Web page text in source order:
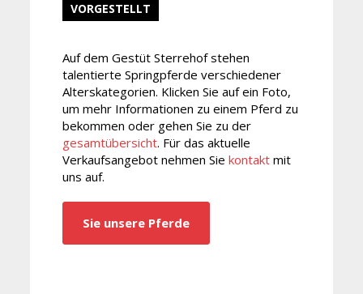
VORGESTELLT
Auf dem Gestüt Sterrehof stehen
talentierte Springpferde verschiedener
Alterskategorien. Klicken Sie auf ein Foto,
um mehr Informationen zu einem Pferd zu
bekommen oder gehen Sie zu der
gesamtübersicht. Für das aktuelle
Verkaufsangebot nehmen Siekontakt mit
uns auf.
Sie unsere Pferde